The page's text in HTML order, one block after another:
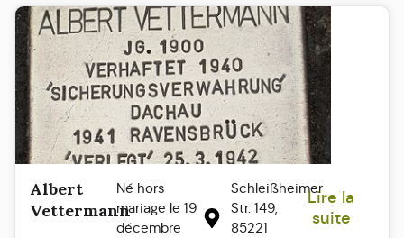
Albert
Vettermann
Né hors
mariage le 19
décembre
Schleißheimer
Str. 149,
85221
Lire la
suite